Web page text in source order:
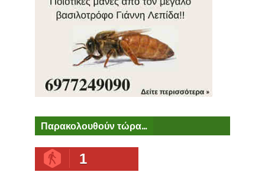
Παρακολουθούν τώρα...
1